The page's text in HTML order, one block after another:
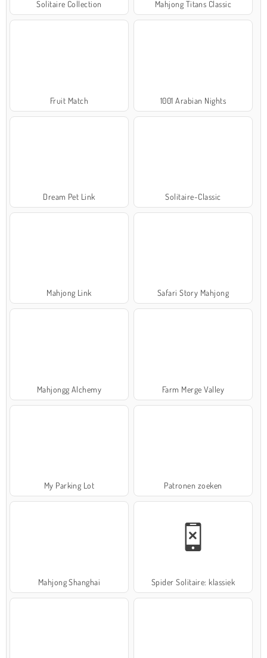
Solitaire Collection Mahjong Titans Classic
Fruit Match 1001 Arabian Nights
Dream Pet Link Solitaire-Classic
Mahjong Link Safari Story Mahjong
Mahjongg Alchemy Farm Merge Valley
My Parking Lot Patronen zoeken
Mahjong Shanghai Spider Solitaire: klassiek